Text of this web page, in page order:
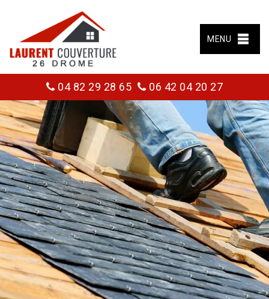
MENU
04 82 29 28 65 06 42 04 20 27